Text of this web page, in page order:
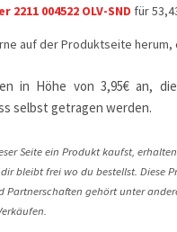
004522 OLV-SND für
auf der Produktseite
in Höhe von 3,95€ an,
selbst getragen werden.
Seite ein Produkt kaufst,
bleibt frei wo du bestellst. Diese
gehört unter